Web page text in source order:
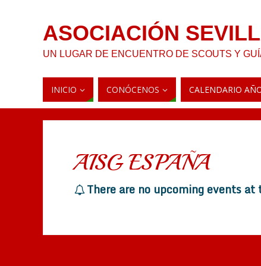
ASOCIACIÓN
UN LUGAR DE ENCUENTRO DE SCOUTS Y
INICIO CONÓCENOS CALENDARIO
AISG ESPAÑA
There are no upcoming events